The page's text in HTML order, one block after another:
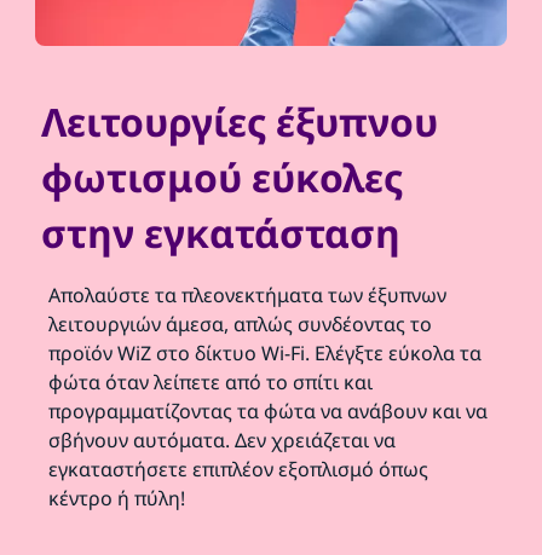
Λειτουργίες έξυπνου
φωτισμού εύκολες
στην εγκατάσταση
Απολαύστε τα πλεονεκτήματα των έξυπνων
λειτουργιών άμεσα, απλώς συνδέοντας το
προϊόν WiZ στο δίκτυο Wi-Fi. Ελέγξτε εύκολα τα
φώτα όταν λείπετε από το σπίτι και
προγραμματίζοντας τα φώτα να ανάβουν και να
σβήνουν αυτόματα. Δεν χρειάζεται να
εγκαταστήσετε επιπλέον εξοπλισμό όπως
κέντρο ή πύλη!